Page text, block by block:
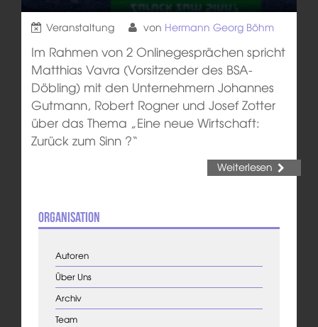
Veranstaltung von Hermann Georg Böhm
Im Rahmen von 2 Onlinegesprächen spricht
Matthias Vavra (Vorsitzender des BSA-
Döbling) mit den Unternehmern Johannes
Gutmann, Robert Rogner und Josef Zotter
über das Thema „Eine neue Wirtschaft:
Zurück zum Sinn ?“
Weiterlesen
Organisation
Autoren
Über Uns
Archiv
Team